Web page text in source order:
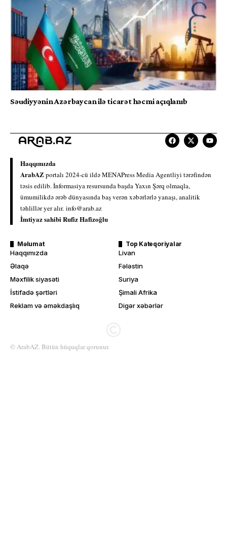
Səudiyyənin Azərbaycan ilə ticarət həcmi açıqlanıb
Haqqımızda
ArabAZportalı 2024-cü ildə MENAPress Media Agentliyi tərəfindən
təsis edilib. İnformasiya resursunda başda Yaxın Şərq olmaqla,
ümumilikdə ərəb dünyasında baş verən xəbərlərlə yanaşı, analitik
təhlillər yer alır. info@arab.az
İmtiyaz sahibi Rufiz Hafizoğlu
Məlumat
Haqqımızda
Əlaqə
Məxfilik siyasəti
İstifadə şərtləri
Reklam və əməkdaşlıq
Top Kateqoriyalar
Livan
Fələstin
Suriya
Şimali Afrika
Digər xəbərlər
© ArabAZ. Bütün hüquqlar qorunur.